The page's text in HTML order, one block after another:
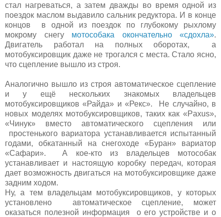
стал нагреваться, а затем дважды во время одной из
поездок маслом выдавило сальник редуктора. И в конце
концов в одной из поездок по глубокому рыхлому
мокрому снегу мотособака окончательно «сдохла».
Двигатель работал на полных оборотах, а
мотобуксировщик даже не трогался с места. Стало ясно,
что сцепление вышло из строя.
Аналогично вышло из строя автоматическое сцепление
и у ещё нескольких знакомых владельцев
мотобуксировщиков «Райда» и «Рекс». Не случайно, в
новых моделях мотобуксировщиков, таких как «Paxus»,
«Чинук» вместо автоматического сцепления или
простенького вариатора устанавливается испытанный
годами, обкатанный на снегоходе «Буран» вариатор
«Сафари». А кое-кто из владельцев мотособак
устанавливает и настоящую коробку передач, которая
дает возможность двигаться на мотобуксировщике даже
задним ходом.
Ну, а тем владельцам мотобуксировщиков, у которых
установлено автоматическое сцепление, может
оказаться полезной информация о его устройстве и о